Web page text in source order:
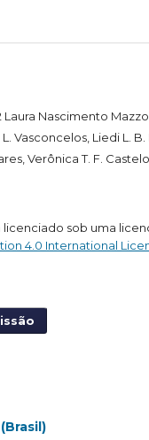
Nascimento
Vasconcelos, Liedi L. B.
Verônica T. F.
licenciado sob uma
4.0 International